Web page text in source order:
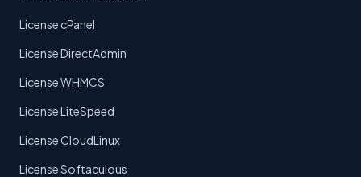
License cPanel
License DirectAdmin
License WHMCS
License LiteSpeed
License CloudLinux
License Softaculous